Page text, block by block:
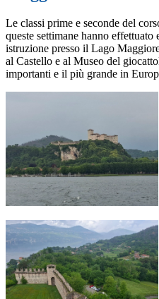
Le classi prime e seconde del
queste settimane hanno
istruzione presso il Lago
al Castello e al Museo del
importanti e il più grande in